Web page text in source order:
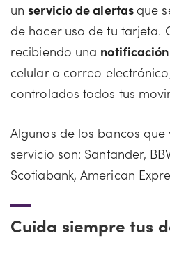
unservicio de alertas que
de hacer uso de tu tarjeta.
recibiendo una
celular o correo
controlados todos tus
Algunos de los bancos
servicio son: Santander,
Scotiabank, American
Cuida siempre tus